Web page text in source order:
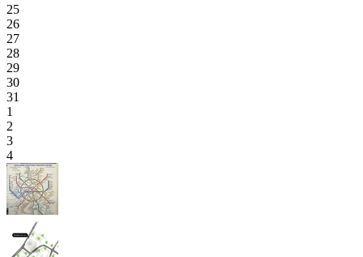
25
26
27
28
29
30
31
1
2
3
4